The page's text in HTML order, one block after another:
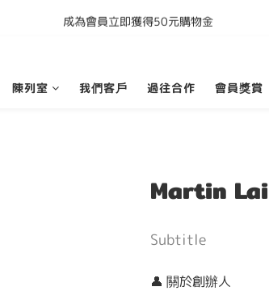
購買任何產品即享全港免運費
成為會員立即獲得50元購物金
陳列室 我們客戶 過往合作 會員獎賞
Martin Lai
Subtitle
👤 關於創辦人